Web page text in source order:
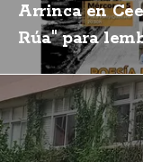
Arrinca en
Rúa" para